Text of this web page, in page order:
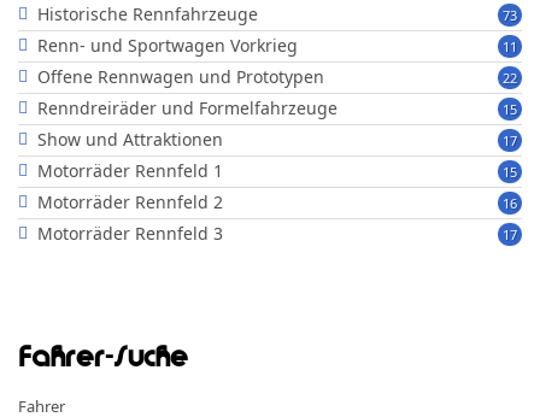
73
Historische Rennfahrzeuge
11
Renn- und Sportwagen Vorkrieg
22
Offene Rennwagen und Prototypen
15
Renndreiräder und Formelfahrzeuge
17
Show und Attraktionen
15
Motorräder Rennfeld 1
16
Motorräder Rennfeld 2
17
Motorräder Rennfeld 3
Fahrer-Suche
Fahrer